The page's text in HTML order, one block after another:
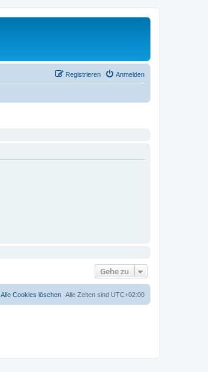
Anmelden
Registrieren
Gehe zu
Alle Zeiten sind UTC+02:00
Alle Cookies löschen